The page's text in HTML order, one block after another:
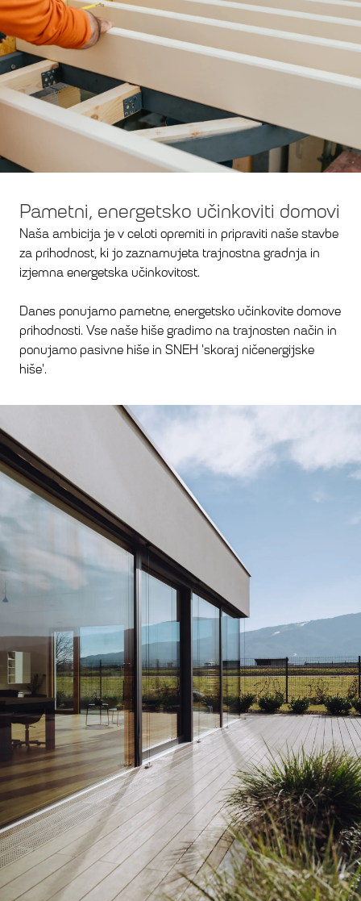
Pametni, energetsko učinkoviti domovi
Naša ambicija je v celoti opremiti in pripraviti naše stavbe
za prihodnost, ki jo zaznamujeta trajnostna gradnja in
izjemna energetska učinkovitost.
Danes ponujamo pametne, energetsko učinkovite domove
prihodnosti. Vse naše hiše gradimo na trajnosten način in
ponujamo pasivne hiše in SNEH 'skoraj ničenergijske
hiše'.